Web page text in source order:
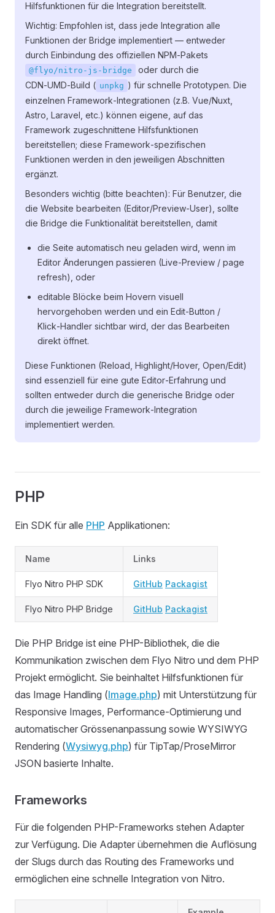
Hilfsfunktionen für die Integration bereitstellt.
Wichtig: Empfohlen ist, dass jede Integration alle
Funktionen der Bridge implementiert — entweder
durch Einbindung des offiziellen NPM‑Pakets
@flyo/nitro-js-bridge
oder durch die
CDN‑UMD‑Build ( unpkg ) für schnelle Prototypen. Die
einzelnen Framework‑Integrationen (z.B. Vue/Nuxt,
Astro, Laravel, etc.) können eigene, auf das
Framework zugeschnittene Hilfsfunktionen
bereitstellen; diese Framework‑spezifischen
Funktionen werden in den jeweiligen Abschnitten
ergänzt.
Besonders wichtig (bitte beachten): Für Benutzer, die
die Website bearbeiten (Editor/Preview‑User), sollte
die Bridge die Funktionalität bereitstellen, damit
die Seite automatisch neu geladen wird, wenn im
Editor Änderungen passieren (Live‑Preview / page
refresh), oder
editable Blöcke beim Hovern visuell
hervorgehoben werden und ein Edit‑Button /
Klick‑Handler sichtbar wird, der das Bearbeiten
direkt öffnet.
Diese Funktionen (Reload, Highlight/Hover, Open/Edit)
sind essenziell für eine gute Editor‑Erfahrung und
sollten entweder durch die generische Bridge oder
durch die jeweilige Framework‑Integration
implementiert werden.
PHP
Ein SDK für alle PHP Applikationen:
Name Links
Flyo Nitro PHP SDK GitHub Packagist
Flyo Nitro PHP Bridge GitHub Packagist
Die PHP Bridge ist eine PHP-Bibliothek, die die
Kommunikation zwischen dem Flyo Nitro und dem PHP
Projekt ermöglicht. Sie beinhaltet Hilfsfunktionen für
das Image Handling (Image.php) mit Unterstützung für
Responsive Images, Performance-Optimierung und
automatischer Grössenanpassung sowie WYSIWYG
Rendering (Wysiwyg.php) für TipTap/ProseMirror
JSON basierte Inhalte.
Frameworks
Für die folgenden PHP-Frameworks stehen Adapter
zur Verfügung. Die Adapter übernehmen die Auflösung
der Slugs durch das Routing des Frameworks und
ermöglichen eine schnelle Integration von Nitro.